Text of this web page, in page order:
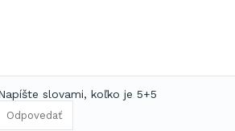
slovami, koľko je 5+5